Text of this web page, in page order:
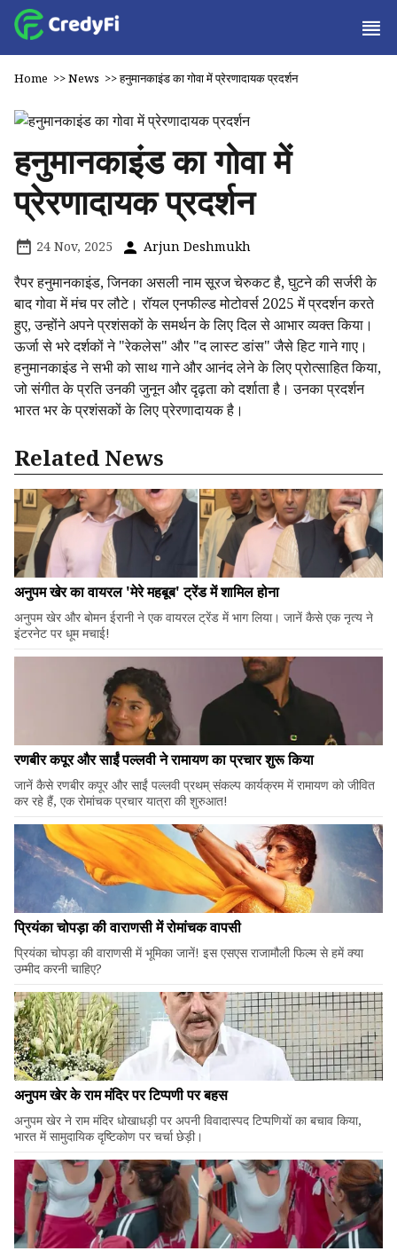
Home >>News >>हनुमानकाइंड का गोवा में प्रेरणादायक प्रदर्शन
हनुमानकाइंड का गोवा में
प्रेरणादायक प्रदर्शन
24 Nov, 2025 Arjun Deshmukh
रैपर हनुमानकाइंड, जिनका असली नाम सूरज चेरुकट है, घुटने की सर्जरी के
बाद गोवा में मंच पर लौटे। रॉयल एनफील्ड मोटोवर्स 2025 में प्रदर्शन करते
हुए, उन्होंने अपने प्रशंसकों के समर्थन के लिए दिल से आभार व्यक्त किया।
ऊर्जा से भरे दर्शकों ने "रेकलेस" और "द लास्ट डांस" जैसे हिट गाने गाए।
हनुमानकाइंड ने सभी को साथ गाने और आनंद लेने के लिए प्रोत्साहित किया,
जो संगीत के प्रति उनकी जुनून और दृढ़ता को दर्शाता है। उनका प्रदर्शन
भारत भर के प्रशंसकों के लिए प्रेरणादायक है।
Related News
अनुपम खेर का वायरल 'मेरे महबूब' ट्रेंड में शामिल होना
अनुपम खेर और बोमन ईरानी ने एक वायरल ट्रेंड में भाग लिया। जानें कैसे एक नृत्य ने
इंटरनेट पर धूम मचाई!
रणबीर कपूर और साईं पल्लवी ने रामायण का प्रचार शुरू किया
जानें कैसे रणबीर कपूर और साईं पल्लवी प्रथम् संकल्प कार्यक्रम में रामायण को जीवित
कर रहे हैं, एक रोमांचक प्रचार यात्रा की शुरुआत!
प्रियंका चोपड़ा की वाराणसी में रोमांचक वापसी
प्रियंका चोपड़ा की वाराणसी में भूमिका जानें! इस एसएस राजामौली फिल्म से हमें क्या
उम्मीद करनी चाहिए?
अनुपम खेर के राम मंदिर पर टिप्पणी पर बहस
अनुपम खेर ने राम मंदिर धोखाधड़ी पर अपनी विवादास्पद टिप्पणियों का बचाव किया,
भारत में सामुदायिक दृष्टिकोण पर चर्चा छेड़ी।